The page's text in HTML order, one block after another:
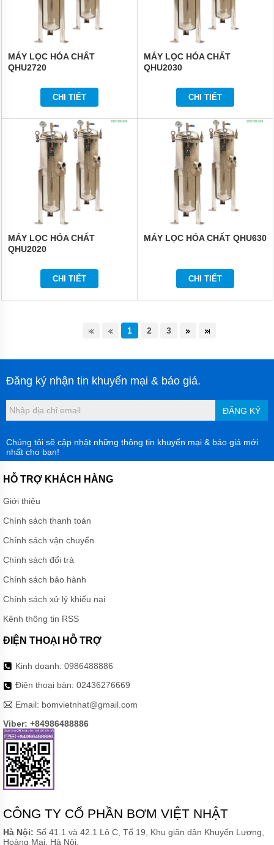
MÁY LỌC HÓA CHẤT
QHU2720
CHI TIẾT
MÁY LỌC HÓA CHẤT
QHU2030
CHI TIẾT
MÁY LỌC HÓA CHẤT
QHU2020
CHI TIẾT
MÁY LỌC HÓA CHẤT QHU630
CHI TIẾT
1 2 3
Đăng ký nhận tin khuyến mại & báo giá.
ĐĂNG KÝ
Chúng tôi sẽ cập nhật những thông tin khuyến mại & báo giá mới
nhất cho bạn!
HỖ TRỢ KHÁCH HÀNG
Giới thiệu
Chính sách thanh toán
Chính sách vận chuyển
Chính sách đổi trả
Chính sách bảo hành
Chính sách xử lý khiếu nại
Kênh thông tin RSS
ĐIỆN THOẠI HỖ TRỢ
Kinh doanh: 0986488886
Điện thoại bàn: 02436276669
Email: bomvietnhat@gmail.com
Viber: +84986488886
CÔNG TY CỔ PHẦN BƠM VIỆT NHẬT
Hà Nội: Số 41.1 và 42.1 Lô C, Tổ 19, Khu giãn dân Khuyến Lương,
Hoàng Mai, Hà Nội.